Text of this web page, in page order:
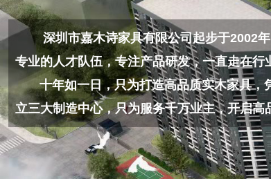
深圳市嘉木诗家具有限公司起步于2002年，
专业的人才队伍，专注产品研发，一直走在
十年如一日，只为打造高品质实木家具，凭
立三大制造中心，只为服务千万业主，开启高